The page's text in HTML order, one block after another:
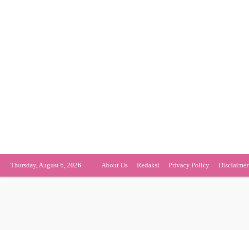
Thursday, August 6, 2026 About Us Redaksi Privacy Policy Disclaimer